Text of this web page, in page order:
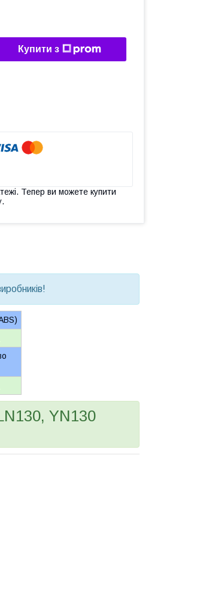
Купити з
Тепер ви можете купити
YN130